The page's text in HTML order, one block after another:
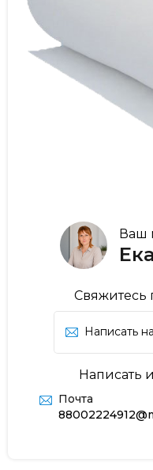
Ваш
Свяжитесь
Написать
Написать
Почта